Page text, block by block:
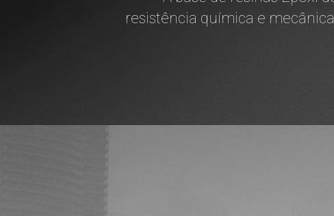
resistência química e mecânica.